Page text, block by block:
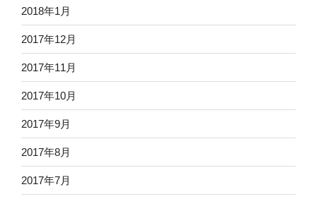
2018年1月
2017年12月
2017年11月
2017年10月
2017年9月
2017年8月
2017年7月